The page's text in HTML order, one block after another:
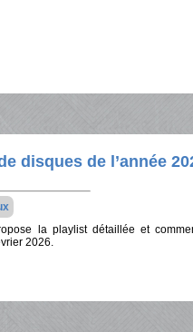
disques de l’année
la playlist détaillée et
2026.